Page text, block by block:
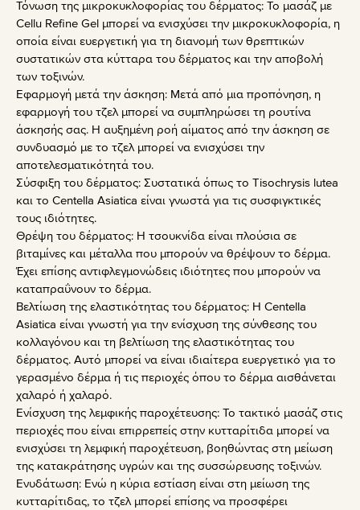
Τόνωση της μικροκυκλοφορίας του δέρματος: Το μασάζ με
Cellu Refine Gel μπορεί να ενισχύσει την μικροκυκλοφορία, η
οποία είναι ευεργετική για τη διανομή των θρεπτικών
συστατικών στα κύτταρα του δέρματος και την αποβολή
των τοξινών.
Εφαρμογή μετά την άσκηση: Μετά από μια προπόνηση, η
εφαρμογή του τζελ μπορεί να συμπληρώσει τη ρουτίνα
άσκησής σας. Η αυξημένη ροή αίματος από την άσκηση σε
συνδυασμό με το τζελ μπορεί να ενισχύσει την
αποτελεσματικότητά του.
Σύσφιξη του δέρματος: Συστατικά όπως το Tisochrysis lutea
και το Centella Asiatica είναι γνωστά για τις συσφιγκτικές
τους ιδιότητες.
Θρέψη του δέρματος: Η τσουκνίδα είναι πλούσια σε
βιταμίνες και μέταλλα που μπορούν να θρέψουν το δέρμα.
Έχει επίσης αντιφλεγμονώδεις ιδιότητες που μπορούν να
καταπραΰνουν το δέρμα.
Βελτίωση της ελαστικότητας του δέρματος: Η Centella
Asiatica είναι γνωστή για την ενίσχυση της σύνθεσης του
κολλαγόνου και τη βελτίωση της ελαστικότητας του
δέρματος. Αυτό μπορεί να είναι ιδιαίτερα ευεργετικό για το
γερασμένο δέρμα ή τις περιοχές όπου το δέρμα αισθάνεται
χαλαρό ή χαλαρό.
Ενίσχυση της λεμφικής παροχέτευσης: Το τακτικό μασάζ στις
περιοχές που είναι επιρρεπείς στην κυτταρίτιδα μπορεί να
ενισχύσει τη λεμφική παροχέτευση, βοηθώντας στη μείωση
της κατακράτησης υγρών και της συσσώρευσης τοξινών.
Ενυδάτωση: Ενώ η κύρια εστίαση είναι στη μείωση της
κυτταρίτιδας, το τζελ μπορεί επίσης να προσφέρει